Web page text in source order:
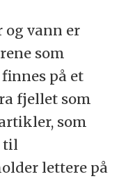
vann er
som
på et
fjellet som
som
til
lettere på